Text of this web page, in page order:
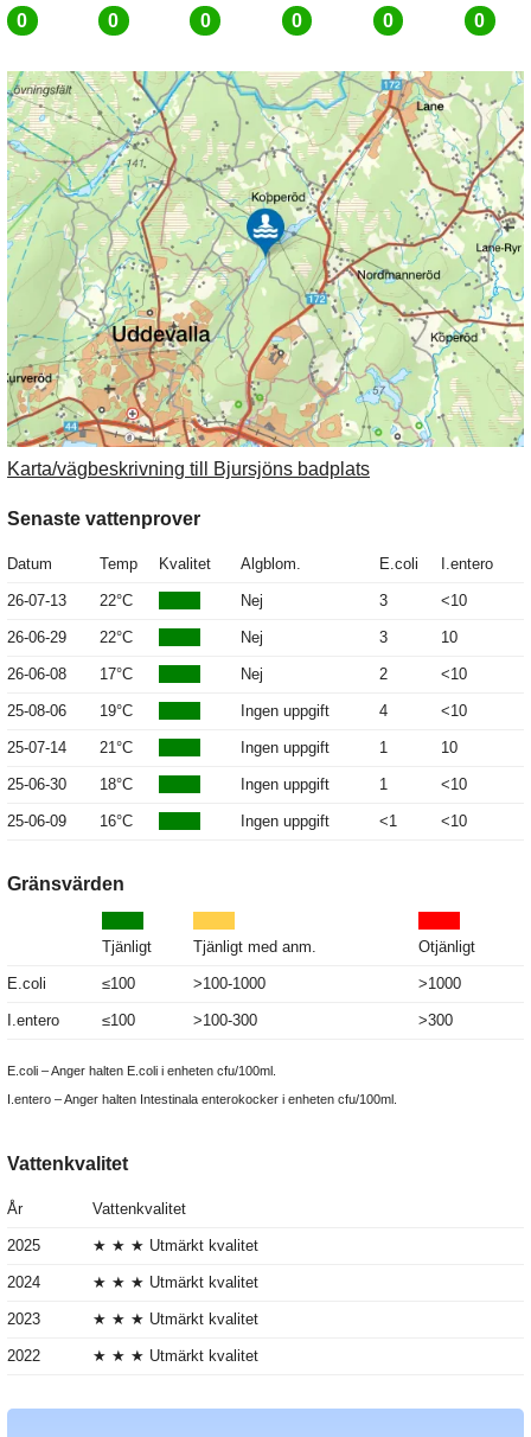
0
0
0
0
0
0
Karta/vägbeskrivning till Bjursjöns badplats
Senaste vattenprover
Datum Temp Kvalitet Algblom. E.coli I.entero
26-07-13 22°C Nej 3 <10
26-06-29 22°C Nej 3 10
26-06-08 17°C Nej 2 <10
25-08-06 19°C Ingen uppgift 4 <10
25-07-14 21°C Ingen uppgift 1 10
25-06-30 18°C Ingen uppgift 1 <10
25-06-09 16°C Ingen uppgift <1 <10
Gränsvärden
Tjänligt Tjänligt med anm. Otjänligt
E.coli ≤100 >100-1000 >1000
I.entero ≤100 >100-300 >300
E.coli – Anger halten E.coli i enheten cfu/100ml.
I.entero – Anger halten Intestinala enterokocker i enheten cfu/100ml.
Vattenkvalitet
År Vattenkvalitet
2025 ★ ★ ★ Utmärkt kvalitet
2024 ★ ★ ★ Utmärkt kvalitet
2023 ★ ★ ★ Utmärkt kvalitet
2022 ★ ★ ★ Utmärkt kvalitet